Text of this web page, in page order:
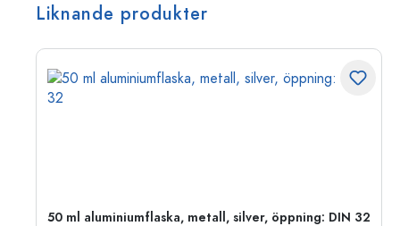
Liknande produkter
50 ml aluminiumflaska, metall, silver, öppning: DIN 32